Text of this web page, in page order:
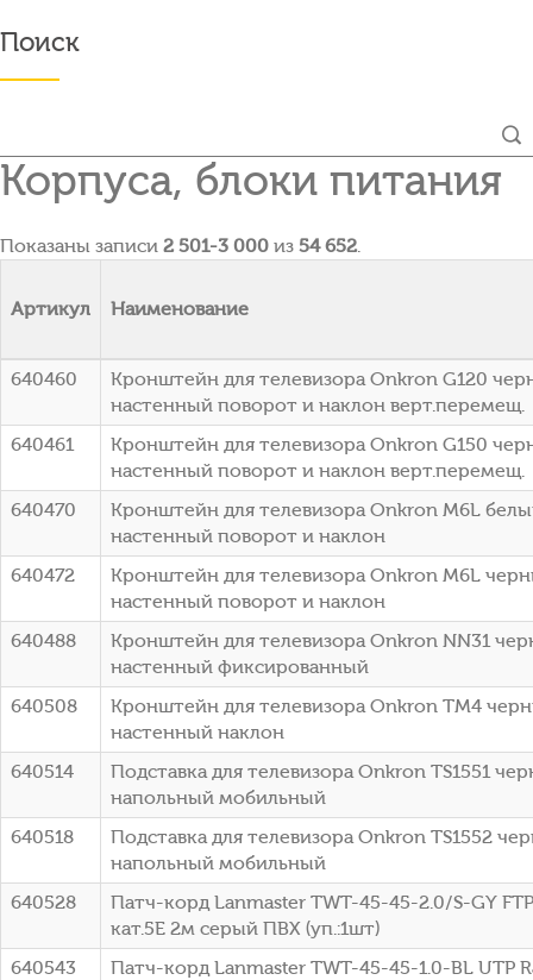
Поиск
Корпуса, блоки питания
Показаны записи 2 501-3 000 из 54 652.
Артикул Наименование
640460
Кронштейн для телевизора Onkron G120
настенный поворот и наклон верт.перемещ.
640461
Кронштейн для телевизора Onkron G150
настенный поворот и наклон верт.перемещ.
640470
Кронштейн для телевизора Onkron M6L
настенный поворот и наклон
640472
Кронштейн для телевизора Onkron M6L
настенный поворот и наклон
640488
Кронштейн для телевизора Onkron NN31
настенный фиксированный
640508
Кронштейн для телевизора Onkron TM4
настенный наклон
640514
Подставка для телевизора Onkron TS1551
напольный мобильный
640518
Подставка для телевизора Onkron TS1552
напольный мобильный
640528
Патч-корд Lanmaster TWT-45-45-2.0/S-GY
кат.5E 2м серый ПВХ (уп.:1шт)
640543
Патч-корд Lanmaster TWT-45-45-1.0-BL UTP